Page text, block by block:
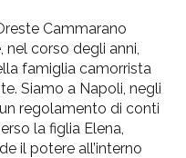
Cammarano
corso degli anni,
famiglia camorrista
Siamo a Napoli, negli
regolamento di conti
la figlia Elena,
il potere all’interno